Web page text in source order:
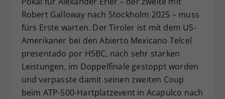
Robert Galloway nach Stockholm 2025 – muss
fürs Erste warten. Der Tiroler ist mit dem US-
Amerikaner bei den Abierto Mexicano Telcel
presentado por HSBC, nach sehr starken
Leistungen, im Doppelfinale gestoppt worden
und verpasste damit seinen zweiten Coup
beim ATP-500-Hartplatzevent in Acapulco nach
Zweck
Dieser Wert speichert Ihre Consent-
Einstellungen. Unter anderem eine
historische Speicherung Ihrer
vorgenommen Einstellungen, falls der
Webseiten-Betreiber dies eingestellt
hat.